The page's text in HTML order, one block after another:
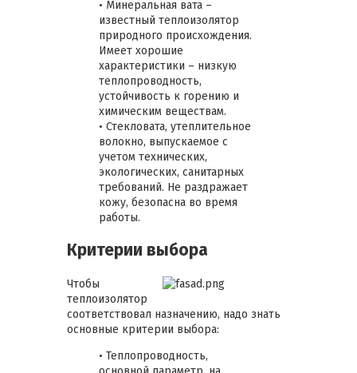
• Минеральная вата –
известный теплоизолятор
природного происхождения.
Имеет хорошие
характеристики – низкую
теплопроводность,
устойчивость к горению и
химическим веществам.
• Стекловата, утеплительное
волокно, выпускаемое с
учетом технических,
экологических, санитарных
требований. Не раздражает
кожу, безопасна во время
работы.
Критерии выбора
Чтобы
теплоизолятор
соответствовал назначению, надо знать
основные критерии выбора:
• Теплопроводность,